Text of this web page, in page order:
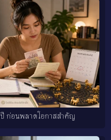
ก่อนพลาดโอกาสสำคัญ